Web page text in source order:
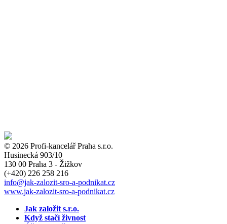
© 2026 Profi-kancelář Praha s.r.o.
Husinecká 903/10
130 00 Praha 3 - Žižkov
(+420) 226 258 216
info@jak-zalozit-sro-a-podnikat.cz
www.jak-zalozit-sro-a-podnikat.cz
Jak založit s.r.o.
Když stačí živnost